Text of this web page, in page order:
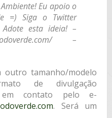
Eu apoio o
=) Siga o Twitter
Adote esta ideia! –
–
outro tamanho/modelo
de divulgação
em contato pelo e-
. Será um